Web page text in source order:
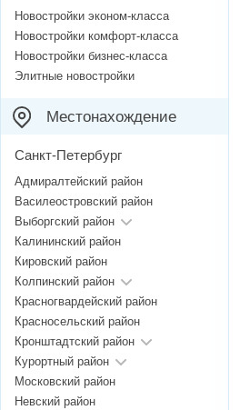
Новостройки эконом-класса
Новостройки комфорт-класса
Новостройки бизнес-класса
Элитные новостройки
Местонахождение
Санкт-Петербург
Адмиралтейский район
Василеостровский район
Выборгский район
Калининский район
Кировский район
Колпинский район
Красногвардейский район
Красносельский район
Кронштадтский район
Курортный район
Московский район
Невский район